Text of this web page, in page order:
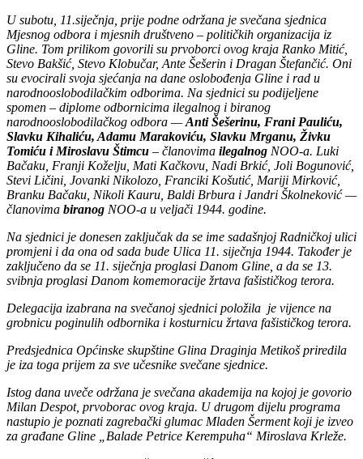
U subotu, 11.siječnja, prije podne održana je svečana sjednica
Mjesnog odbora i mjesnih društveno – političkih organizacija iz
Gline. Tom prilikom govorili su prvoborci ovog kraja Ranko Mitić,
Stevo Bakšić, Stevo Klobučar, Ante Šešerin i Dragan Štefančić. Oni
su evocirali svoja sjećanja na dane oslobođenja Gline i rad u
narodnooslobodilačkim odborima. Na sjednici su podijeljene
spomen – diplome odbornicima ilegalnog i biranog
narodnooslobodilačkog odbora —Anti Šešerinu, Frani Pauliću,
Slavku Kihaliću, Adamu Marakoviću, Slavku Mrganu, Živku
Tomiću i Miroslavu Štimcu – članovima ilegalnog NOO-a. Luki
Bačaku, Franji Koželju, Mati Kačkovu, Nadi Brkić, Joli Bogunović,
Stevi Ličini, Jovanki Nikolozo, Franciki Košutić, Mariji Mirković,
Branku Bačaku, Nikoli Kauru, Baldi Brbura i Jandri Školneković —
članovima biranog NOO-a u veljači 1944. godine.
Na sjednici je donesen zaključak da se ime sadašnjoj Radničkoj ulici
promjeni i da ona od sada bude Ulica 11. siječnja 1944. Također je
zaključeno da se 11. siječnja proglasi Danom Gline, a da se 13.
svibnja proglasi Danom komemoracije žrtava fašističkog terora.
Delegacija izabrana na svečanoj sjednici položila je vijence na
grobnicu poginulih odbornika i kosturnicu žrtava fašističkog terora.
Predsjednica Općinske skupštine Glina Draginja Metikoš priredila
je iza toga prijem za sve učesnike svečane sjednice.
Istog dana uveče održana je svečana akademija na kojoj je govorio
Milan Despot, prvoborac ovog kraja. U drugom dijelu programa
nastupio je poznati zagrebački glumac Mladen Šerment koji je izveo
za građane Gline „Balade Petrice Kerempuha“ Miroslava Krleže.